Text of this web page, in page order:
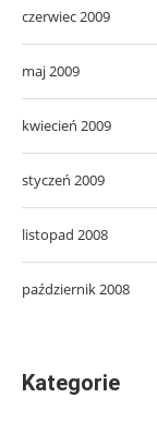
czerwiec 2009
maj 2009
kwiecień 2009
styczeń 2009
listopad 2008
październik 2008
Kategorie